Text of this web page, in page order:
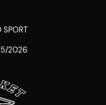
SPORT
2026